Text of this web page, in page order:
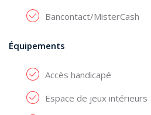
Bancontact/MisterCash
Équipements
Accès handicapé
Espace de jeux intérieurs